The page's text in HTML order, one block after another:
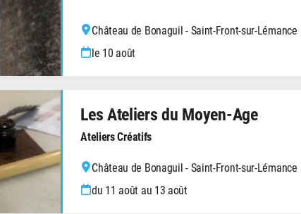
Château de Bonaguil - Saint-Front-sur-Lémance
le 10 août
Les Ateliers du Moyen-Age
Ateliers Créatifs
Château de Bonaguil - Saint-Front-sur-Lémance
du 11 août au 13 août